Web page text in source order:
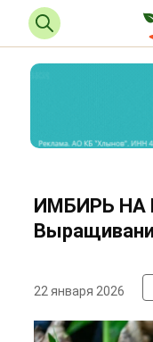
ИМБИРЬ НА
22 января 2026